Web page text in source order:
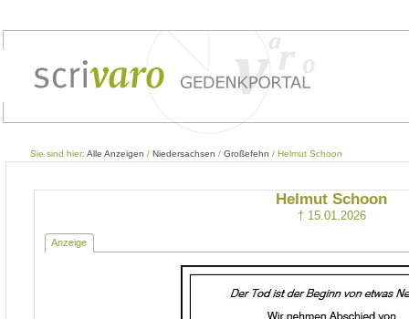
Sie sind hier: Alle Anzeigen / Niedersachsen / Großefehn / Helmut Schoon
Helmut Schoon
† 15.01.2026
Anzeige